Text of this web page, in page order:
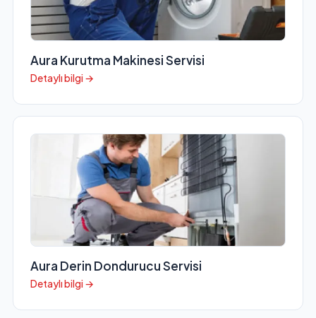
Aura Kurutma Makinesi Servisi
Detaylı bilgi →
Aura Derin Dondurucu Servisi
Detaylı bilgi →